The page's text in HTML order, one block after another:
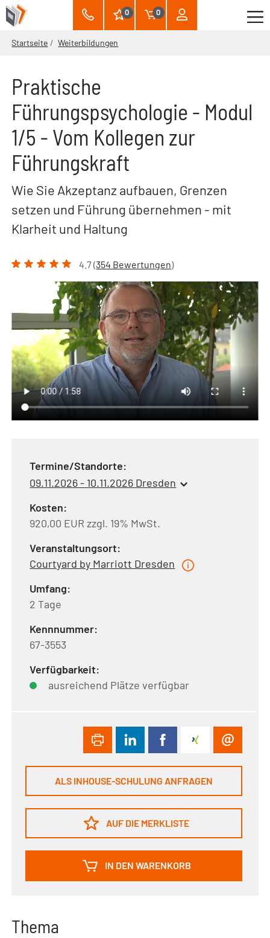
0 0
Startseite Weiterbildungen
Praktische
Führungspsychologie - Modul
1/5 - Vom Kollegen zur
Führungskraft
Wie Sie Akzeptanz aufbauen, Grenzen
setzen und Führung übernehmen - mit
Klarheit und Haltung
4.7 (354 Bewertungen)
Termine/Standorte:
09.11.2026 - 10.11.2026 Dresden
Kosten:
920,00 EUR zzgl. 19% MwSt.
Veranstaltungsort:
Courtyard by Marriott Dresden
Umfang:
2 Tage
Kennnummer:
67-3553
Verfügbarkeit:
ausreichend Plätze verfügbar
ALS INHOUSE-SCHULUNG ANFRAGEN
AUF DIE MERKLISTE
IN DEN WARENKORB
Thema